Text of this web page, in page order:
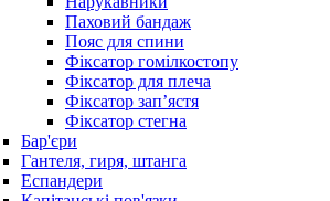
Паховий бандаж
Пояс для спини
Фіксатор гомілкостопу
Фіксатор для плеча
Фіксатор запʼястя
Фіксатор стегна
Бар'єри
Гантеля, гиря, штанга
Еспандери